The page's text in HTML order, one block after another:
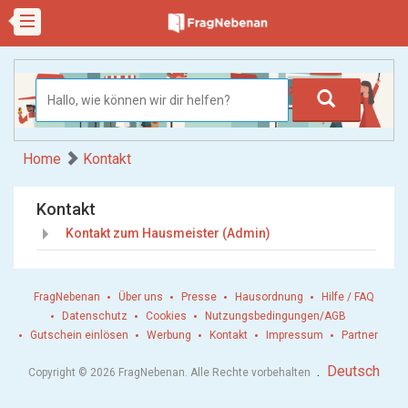
Home Kontakt
Kontakt
Kontakt zum Hausmeister (Admin)
FragNebenan Über uns Presse Hausordnung
Hilfe / FAQ
Datenschutz
Cookies
Nutzungsbedingungen/AGB
Gutschein einlösen
Werbung Kontakt Impressum Partner
Copyright © 2026 FragNebenan. Alle Rechte vorbehalten . Deutsch